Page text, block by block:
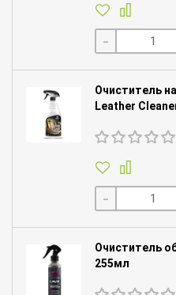
-
Очиститель
Leather
-
Очиститель
255мл